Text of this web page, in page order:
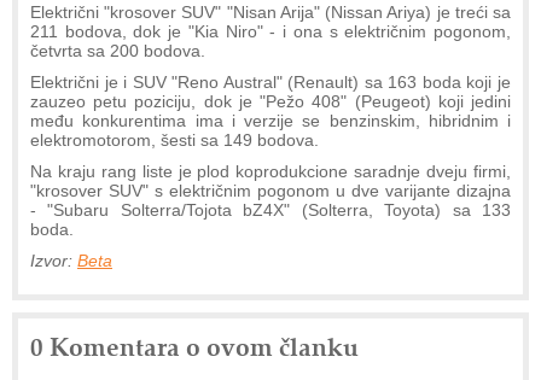
Električni "krosover SUV" "Nisan Arija" (Nissan Ariya) je treći sa
211 bodova, dok je "Kia Niro" - i ona s električnim pogonom,
četvrta sa 200 bodova.
Električni je i SUV "Reno Austral" (Renault) sa 163 boda koji je
zauzeo petu poziciju, dok je "Pežo 408" (Peugeot) koji jedini
među konkurentima ima i verzije se benzinskim, hibridnim i
elektromotorom, šesti sa 149 bodova.
Na kraju rang liste je plod koprodukcione saradnje dveju firmi,
"krosover SUV" s električnim pogonom u dve varijante dizajna
- "Subaru Solterra/Tojota bZ4X" (Solterra, Toyota) sa 133
boda.
Izvor: Beta
0 Komentara o ovom članku